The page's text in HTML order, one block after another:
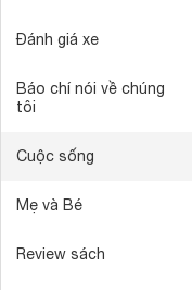
Đánh giá xe
Báo chí nói về chúng
tôi
Cuộc sống
Mẹ và Bé
Review sách